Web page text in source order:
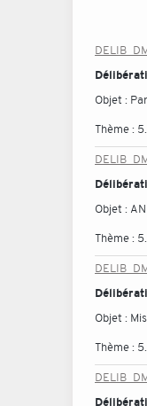
Objet :
Thème :
Objet :
Thème :
Objet :
Thème :